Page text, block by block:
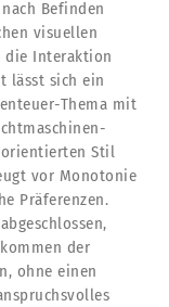
Befinden
visuellen
die Interaktion
lässt sich ein
Thema mit
Stil
vor Monotonie
Präferenzen.
der
ohne einen